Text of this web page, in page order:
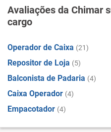
Avaliações da Chimar
cargo
Operador de Caixa (21)
Repositor de Loja (5)
Balconista de Padaria (4)
Caixa Operador (4)
Empacotador (4)